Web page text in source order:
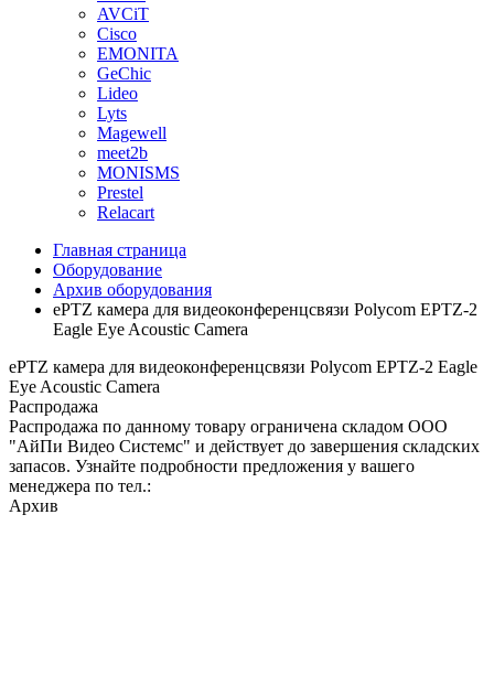
AVCiT
Cisco
EMONITA
GeChic
Lideo
Lyts
Magewell
meet2b
MONISMS
Prestel
Relacart
Главная страница
Оборудование
Архив оборудования
ePTZ камера для видеоконференцсвязи Polycom EPTZ-2
Eagle Eye Acoustic Camera
ePTZ камера для видеоконференцсвязи Polycom EPTZ-2 Eagle
Eye Acoustic Camera
Распродажа
Распродажа по данному товару ограничена складом ООО
"АйПи Видео Системс" и действует до завершения складских
запасов. Узнайте подробности предложения у вашего
менеджера по тел.:
Архив